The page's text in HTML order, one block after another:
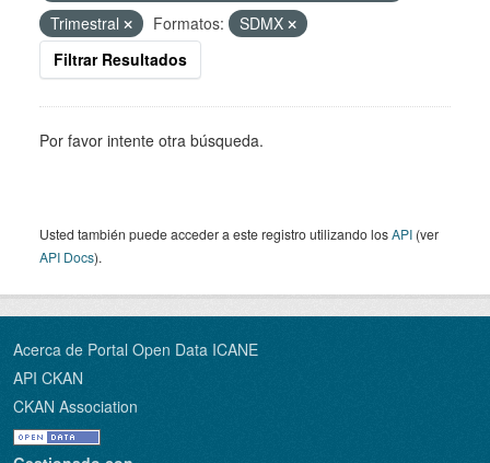
Trimestral
Formatos:
SDMX
Filtrar Resultados
Por favor intente otra búsqueda.
Usted también puede acceder a este registro utilizando losAPI (ver
API Docs).
Acerca de Portal Open Data ICANE
API CKAN
CKAN Association